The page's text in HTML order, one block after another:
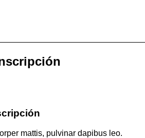
mattis, pulvinar dapibus leo.